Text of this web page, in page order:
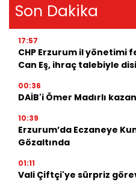
Son Dakika
17:57
CHP Erzurum il yönetimi
Can Eş, ihraç talebiyle
00:36
DAİB'i Ömer Madırlı
10:39
Erzurum’da Eczaneye
Gözaltında
01:11
Vali Çiftçi'ye sürpriz